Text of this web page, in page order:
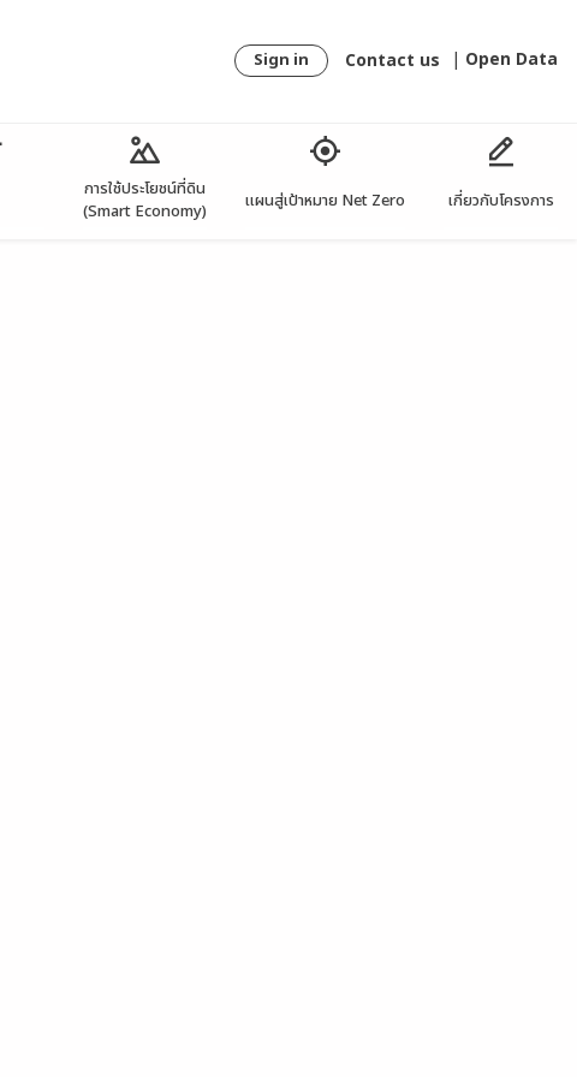
Sign in Contact us | Open Data
การใช้ประโยชน์ที่ดิน
(Smart Economy)
แผนสู่เป้าหมาย Net Zero เกี่ยวกับโครงการ